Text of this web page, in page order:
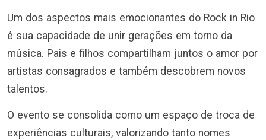
Um dos aspectos mais emocionantes do Rock in Rio
é sua capacidade de unir gerações em torno da
música. Pais e filhos compartilham juntos o amor por
artistas consagrados e também descobrem novos
talentos.
O evento se consolida como um espaço de troca de
experiências culturais, valorizando tanto nomes